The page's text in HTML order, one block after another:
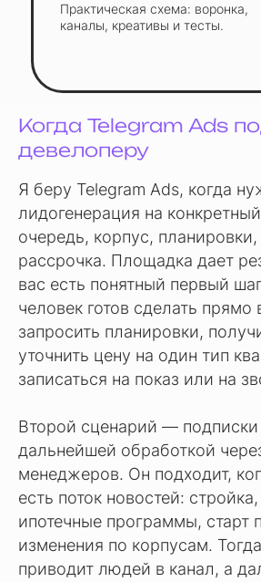
Практическая схема: воронка,
каналы, креативы и тесты.
Когда Telegram Ads
девелоперу
Я беру Telegram Ads, когда
лидогенерация на
очередь, корпус, планировки,
рассрочка. Площадка дает
вас есть понятный первый
человек готов сделать
запросить планировки,
уточнить цену на один тип
записаться на показ или на
Второй сценарий — подписки
дальнейшей обработкой
менеджеров. Он подходит,
есть поток новостей:
ипотечные программы, старт
изменения по корпусам.
приводит людей в канал, а